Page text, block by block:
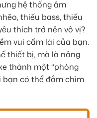
hệ thống âm
thiếu bass, thiếu
thích trở nên vô vị?
vui cầm lái của bạn.
thiết bị, mà là nâng
thành một “phòng
bạn có thể đắm chìm